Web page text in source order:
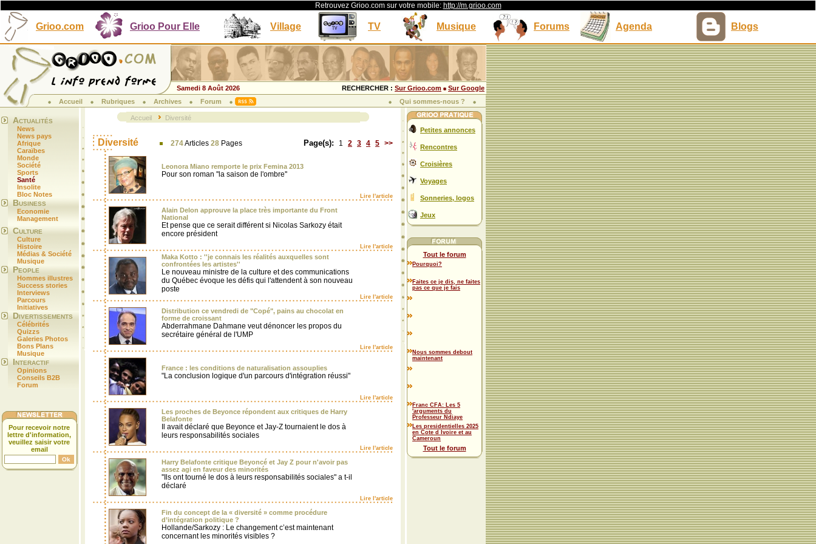
Retrouvez Grioo.com sur votre mobile: http://m.grioo.com
Grioo.com Grioo Pour Elle Village TV Musique Forums Agenda Blogs
Samedi 8 Août 2026 RECHERCHER : Sur Grioo.com
Sur Google
Accueil
Rubriques Archives Forum Qui sommes-nous ?
Actualités
News
News pays
Afrique
Caraïbes
Monde
Société
Sports
Santé
Insolite
Bloc Notes
Business
Economie
Management
Culture
Culture
Histoire
Médias & Société
Musique
People
Hommes illustres
Success stories
Interviews
Parcours
Initiatives
Divertissements
Célébrités
Quizzs
Galeries Photos
Bons Plans
Musique
Interactif
Opinions
Conseils B2B
Forum
Pour recevoir notre
lettre d'information,
veuillez saisir votre
email
Accueil Diversité
Diversité 274Articles 28 Pages Page(s): 1 2 3 4 5 >>
Leonora Miano remporte le prix Femina 2013
Pour son roman ''la saison de l'ombre''
Lire l'article
Alain Delon approuve la place très importante du Front
National
Et pense que ce serait différent si Nicolas Sarkozy était
encore président
Lire l'article
Maka Kotto : ''je connais les réalités auxquelles sont
confrontées les artistes''
Le nouveau ministre de la culture et des communications
du Québec évoque les défis qui l'attendent à son nouveau
poste
Lire l'article
Distribution ce vendredi de "Copé", pains au chocolat en
forme de croissant
Abderrahmane Dahmane veut dénoncer les propos du
secrétaire général de l'UMP
Lire l'article
France : les conditions de naturalisation assouplies
"La conclusion logique d'un parcours d'intégration réussi"
Lire l'article
Les proches de Beyonce répondent aux critiques de Harry
Belafonte
Il avait déclaré que Beyonce et Jay-Z tournaient le dos à
leurs responsabilités sociales
Lire l'article
Harry Belafonte critique Beyoncé et Jay Z pour n'avoir pas
assez agi en faveur des minorités
''Ils ont tourné le dos à leurs responsabilités sociales" a t-il
déclaré
Lire l'article
Fin du concept de la « diversité » comme procédure
d’intégration politique ?
Hollande/Sarkozy : Le changement c’est maintenant
concernant les minorités visibles ?
Petites annonces
Rencontres
Croisières
Voyages
Sonneries, logos
Jeux
Tout le forum
Pourquoi?
Faites ce je dis, ne faites
pas ce que je fais
Nous sommes debout
maintenant
Franc CFA: Les 5
'arguments du
Professeur Ndiaye
Les presidentielles 2025
en Cote d Ivoire et au
Cameroun
Tout le forum